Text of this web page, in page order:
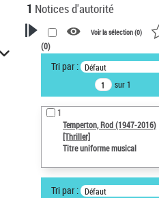
1 Notices d'autorité
VOTRE RECHERCHE
Recherche avancée dans les
notices d’autorité
Œuvres liées à l'auteur :
Temperton, Rod (1947-2016)
Sauvegarder votre recherche
AFFINER
Type de notice d'autorité
Voir la sélection (0)
(0)
Tri par : Défaut
sur 1
1
Temperton, Rod (1947-2016)
[Thriller]
Titre uniforme musical
Tri par : Défaut